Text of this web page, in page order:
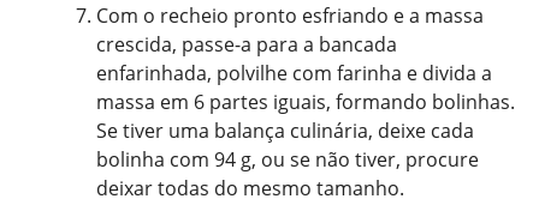
Com o recheio pronto esfriando e a massa
crescida, passe-a para a bancada
enfarinhada, polvilhe com farinha e divida a
massa em 6 partes iguais, formando bolinhas.
Se tiver uma balança culinária, deixe cada
bolinha com 94 g, ou se não tiver, procure
deixar todas do mesmo tamanho.